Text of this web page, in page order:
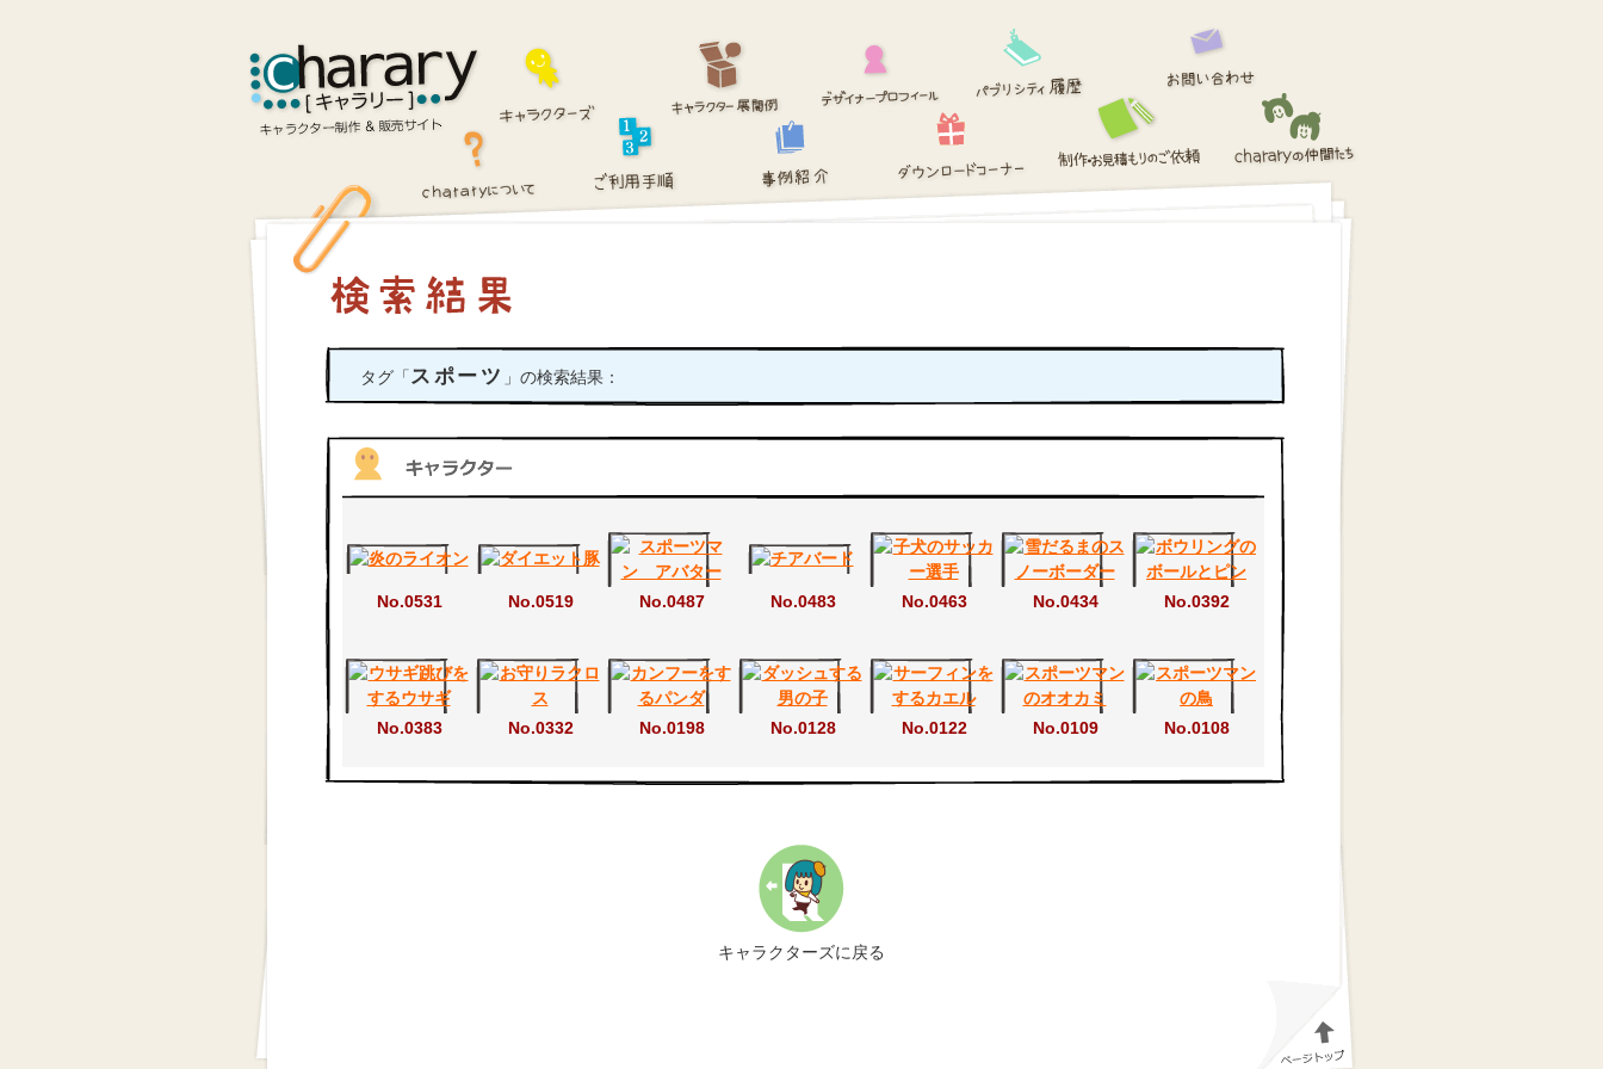
タグ「スポーツ 」の検索結果：
No.0531 No.0519 No.0487 No.0483 No.0463 No.0434 No.0392
No.0383 No.0332 No.0198 No.0128 No.0122 No.0109 No.0108
キャラクターズに戻る